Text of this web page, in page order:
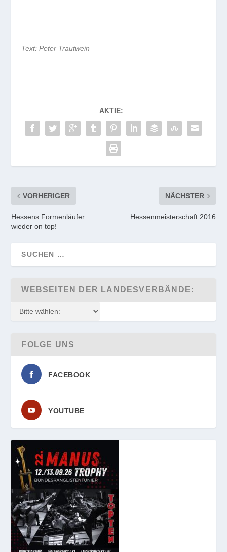
Text: Peter Trautwein
AKTIE:
VORHERIGER
Hessens Formenläufer
wieder on top!
NÄCHSTER
Hessenmeisterschaft 2016
WEBSEITEN DER LANDESVERBÄNDE:
FOLGE UNS
FACEBOOK
YOUTUBE